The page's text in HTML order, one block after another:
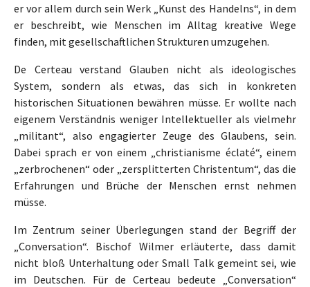
er vor allem durch sein Werk „Kunst des Handelns“, in dem
er beschreibt, wie Menschen im Alltag kreative Wege
finden, mit gesellschaftlichen Strukturen umzugehen.
De Certeau verstand Glauben nicht als ideologisches
System, sondern als etwas, das sich in konkreten
historischen Situationen bewähren müsse. Er wollte nach
eigenem Verständnis weniger Intellektueller als vielmehr
„militant“, also engagierter Zeuge des Glaubens, sein.
Dabei sprach er von einem „christianisme éclaté“, einem
„zerbrochenen“ oder „zersplitterten Christentum“, das die
Erfahrungen und Brüche der Menschen ernst nehmen
müsse.
Im Zentrum seiner Überlegungen stand der Begriff der
„Conversation“. Bischof Wilmer erläuterte, dass damit
nicht bloß Unterhaltung oder Small Talk gemeint sei, wie
im Deutschen. Für de Certeau bedeute „Conversation“